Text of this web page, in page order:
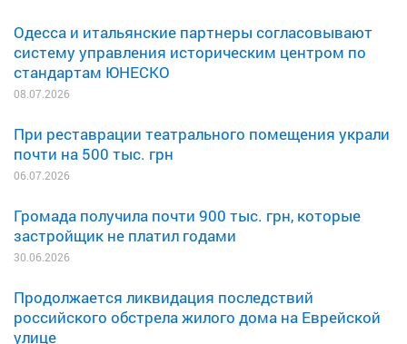
Одесса и итальянские партнеры согласовывают
систему управления историческим центром по
стандартам ЮНЕСКО
08.07.2026
При реставрации театрального помещения украли
почти на 500 тыс. грн
06.07.2026
Громада получила почти 900 тыс. грн, которые
застройщик не платил годами
30.06.2026
Продолжается ликвидация последствий
российского обстрела жилого дома на Еврейской
улице